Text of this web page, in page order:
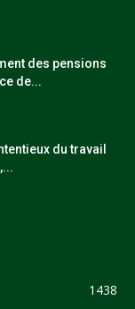
des pensions
de...
du travail
1438